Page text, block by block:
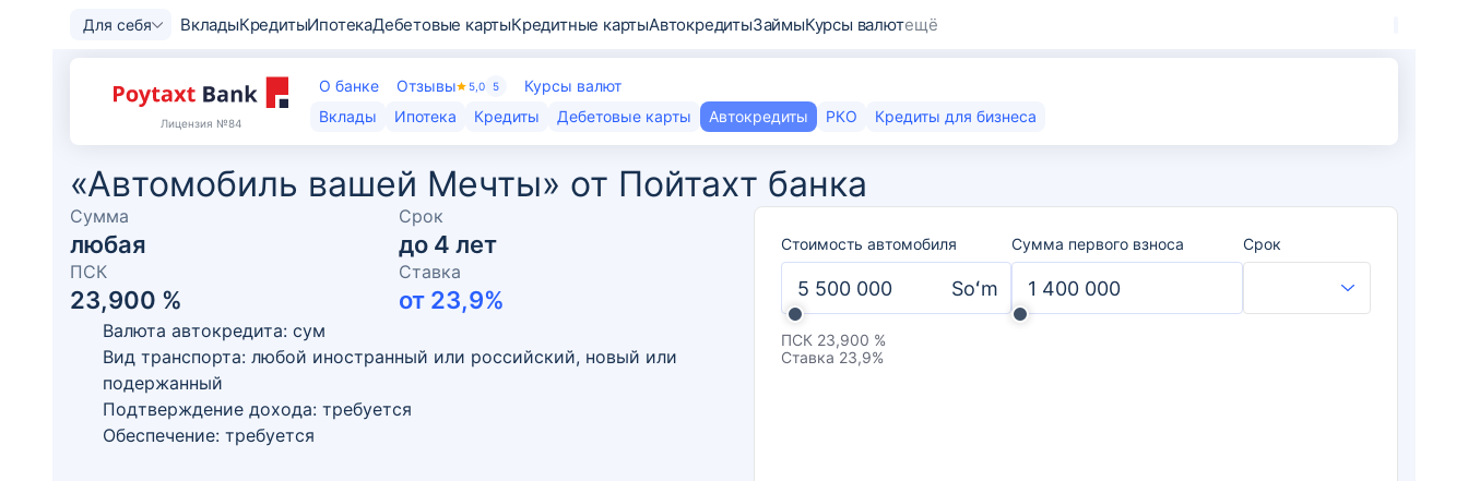
Для себя ВкладыКредитыИпотекаДебетовые картыКредитные картыАвтокредитыЗаймыКурсы валютещё
Лицензия №84
О банке Отзывы 5,0 5
Курсы валют
Вклады
Ипотека Кредиты Дебетовые карты Автокредиты РКО Кредиты для бизнеса
«Автомобиль вашей Мечты» от Пойтахт банка
Сумма
любая
Срок
до 4 лет
ПСК
23,900 %
Ставка
от 23,9%
Валюта автокредита: сум
Вид транспорта: любой иностранный или российский, новый или
подержанный
Подтверждение дохода: требуется
Обеспечение: требуется
Стоимость автомобиля
Soʻm
Сумма первого взноса Срок
ПСК 23,900 %
Ставка 23,9%